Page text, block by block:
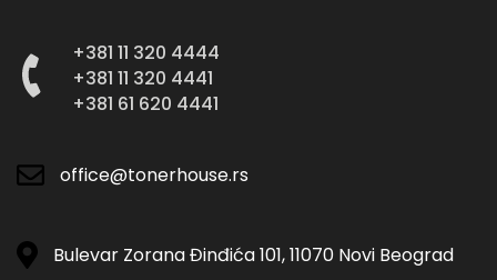
+381 11 320 4444
+381 11 320 4441
+381 61 620 4441
office@tonerhouse.rs
Bulevar Zorana Đinđića 101, 11070 Novi Beograd